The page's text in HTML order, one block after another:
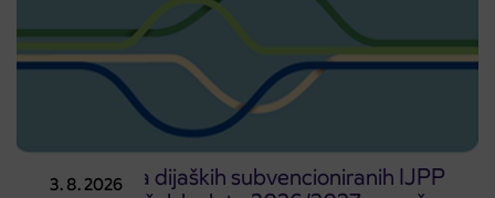
3. 8. 2026
Predprodaja dijaških subvencioniranih IJPP